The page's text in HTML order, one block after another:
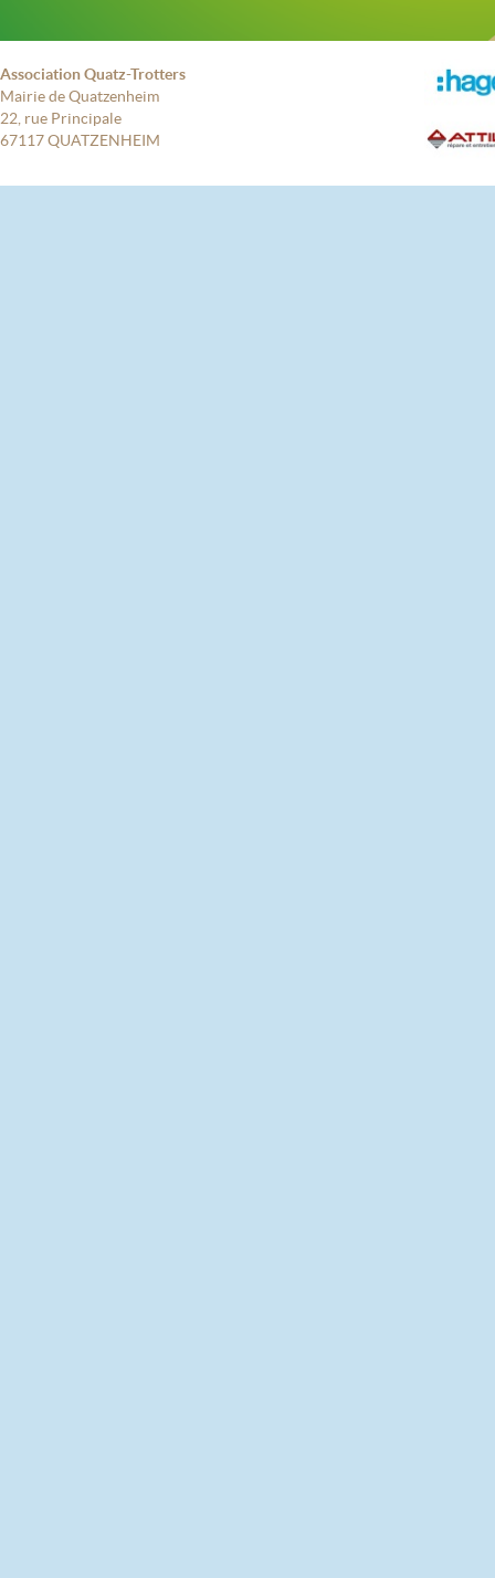
Association Quatz-Trotters
Mairie de Quatzenheim
22, rue Principale
67117 QUATZENHEIM